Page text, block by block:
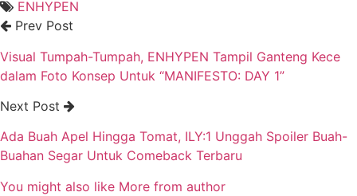
ENHYPEN
Prev Post
Visual Tumpah-Tumpah, ENHYPEN Tampil Ganteng Kece
dalam Foto Konsep Untuk “MANIFESTO: DAY 1”
Next Post
Ada Buah Apel Hingga Tomat, ILY:1 Unggah Spoiler Buah-
Buahan Segar Untuk Comeback Terbaru
You might also like More from author